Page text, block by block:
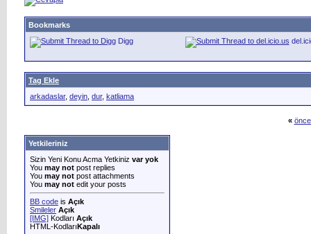
Bookmarks
Digg
Tag Ekle
arkadaslar, deyin dur, katliama
«
Yetkileriniz
Sizin Yeni Konu Acma Yetkiniz var yok
You may not post replies
You may not post attachments
You may not edit your posts
BB code is Açık
Smileler Açık
[IMG] Kodları Açık
HTML-KodlarıKapalı